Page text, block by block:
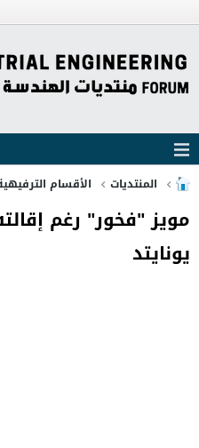
المنتديات الأقسام
مويز "فخور" رغم
يونايتد